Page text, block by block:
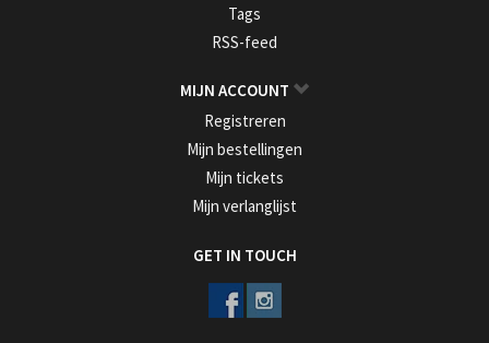
Tags
RSS-feed
MIJN ACCOUNT
Registreren
Mijn bestellingen
Mijn tickets
Mijn verlanglijst
GET IN TOUCH